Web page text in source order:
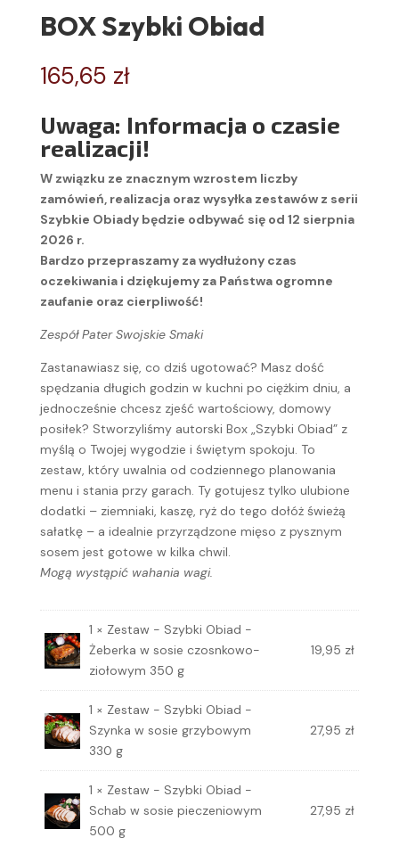
BOX Szybki Obiad
165,65 zł
Uwaga: Informacja o czasie
realizacji!
W związku ze znacznym wzrostem liczby
zamówień, realizacja oraz wysyłka zestawów z serii
Szybkie Obiady będzie odbywać się od 12 sierpnia
2026 r.
Bardzo przepraszamy za wydłużony czas
oczekiwania i dziękujemy za Państwa ogromne
zaufanie oraz cierpliwość!
Zespół Pater Swojskie Smaki
Zastanawiasz się, co dziś ugotować? Masz dość
spędzania długich godzin w kuchni po ciężkim dniu, a
jednocześnie chcesz zjeść wartościowy, domowy
posiłek? Stworzyliśmy autorski Box „Szybki Obiad” z
myślą o Twojej wygodzie i świętym spokoju. To
zestaw, który uwalnia od codziennego planowania
menu i stania przy garach. Ty gotujesz tylko ulubione
dodatki – ziemniaki, kaszę, ryż do tego dołóż świeżą
sałatkę – a idealnie przyrządzone mięso z pysznym
sosem jest gotowe w kilka chwil.
Mogą wystąpić wahania wagi.
1 × Zestaw - Szybki Obiad -
Żeberka w sosie czosnkowo-
ziołowym 350 g
19,95 zł
1 × Zestaw - Szybki Obiad -
Szynka w sosie grzybowym
330 g
27,95 zł
1 × Zestaw - Szybki Obiad -
Schab w sosie pieczeniowym
500 g
27,95 zł